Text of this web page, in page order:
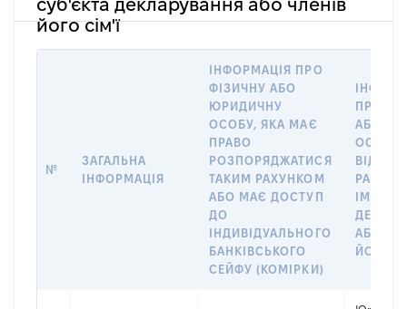
суб'єкта декларування або членів
його сім'ї
№
ЗАГАЛЬНА
ІНФОРМАЦІЯ
ІНФОРМАЦІЯ ПРО
ФІЗИЧНУ АБО
ЮРИДИЧНУ
ОСОБУ, ЯКА МАЄ
ПРАВО
РОЗПОРЯДЖАТИСЯ
ТАКИМ РАХУНКОМ
АБО МАЄ ДОСТУП
ДО
ІНДИВІДУАЛЬНОГО
БАНКІВСЬКОГО
СЕЙФУ (КОМІРКИ)
ПРО
АБО
ОСОБУ,
ІМ’Я
АБО
ЙОГО